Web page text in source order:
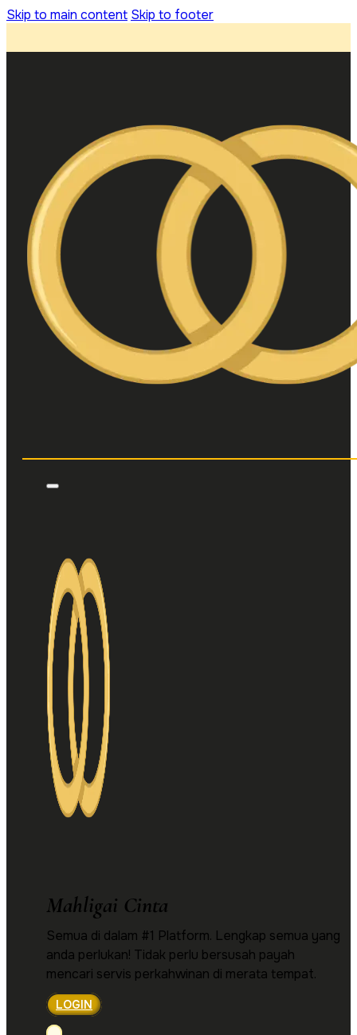
Skip to main content Skip to footer
Mahligai Cinta
Semua di dalam #1 Platform. Lengkap semua yang
anda perlukan! Tidak perlu bersusah payah
mencari servis perkahwinan di merata tempat.
LOGIN